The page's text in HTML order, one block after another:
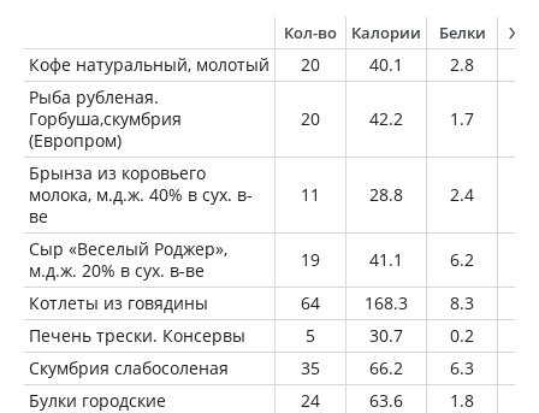
Кол-во Калории Белки
Кофе натуральный, молотый 20 40.1 2.8
Рыба рубленая.
Горбуша,скумбрия
(Европром)
20 42.2 1.7
Брынза из коровьего
молока, м.д.ж. 40% в сух. в-
ве
11 28.8 2.4
Сыр «Веселый Роджер»,
м.д.ж. 20% в сух. в-ве
19 41.1 6.2
Котлеты из говядины
64 168.3 8.3
Печень трески. Консервы
5 30.7 0.2
Скумбрия слабосоленая
35 66.2 6.3
Булки городские
24 63.6 1.8